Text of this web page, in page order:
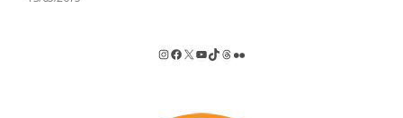
Instagram
Facebook
X Youtube
TikTok
Threads
Flickr